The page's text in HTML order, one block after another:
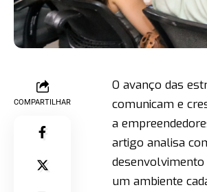
COMPARTILHAR
O avanço das
comunicam e
a
artigo analisa
um ambiente